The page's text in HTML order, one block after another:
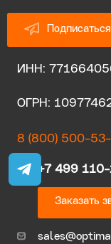
ИНН:
ОГРН:
8 (800) 500-
+7 499
Заказать